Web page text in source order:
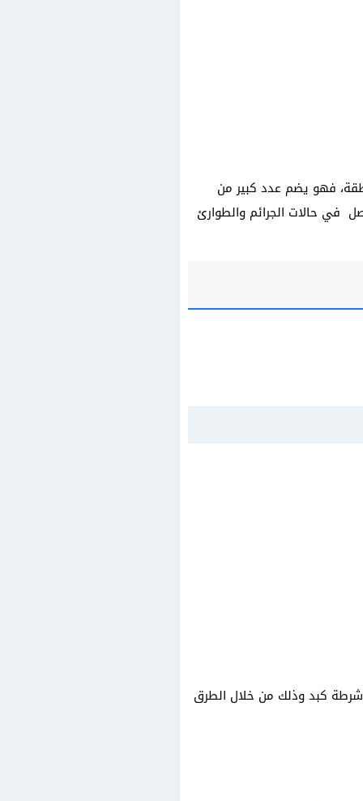
فهو يضم عدد كبير من
في حالات الجرائم والطوارئ
كبد​ وذلك من خلال الطرق